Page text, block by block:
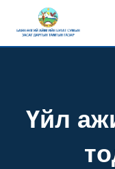
content
Үйл